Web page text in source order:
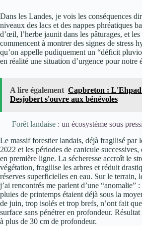
Dans les Landes, je vois les conséquences
niveaux des lacs et des nappes phréatiques
d’œil, l’herbe jaunit dans les pâturages, et
commencent à montrer des signes de stress
qu’on appelle pudiquement un “déficit
en réalité une situation d’urgence pour notre
A lire également Capbreton : L'Ehpad
Desjobert s'ouvre aux bénévoles
Forêt landaise : un écosystème sous
Le massif forestier landais, déjà fragilisé par
2022 et les périodes de canicule successives,
en première ligne. La sécheresse accroît le
végétation, fragilise les arbres et réduit
réserves superficielles en eau. Sur le terrain,
j’ai rencontrés me parlent d’une “anomalie”
pluies de printemps étaient déjà sous la
de juin, trop isolés et trop brefs, n’ont fait
surface sans pénétrer en profondeur. Résultat
à plus de 30 cm de profondeur.